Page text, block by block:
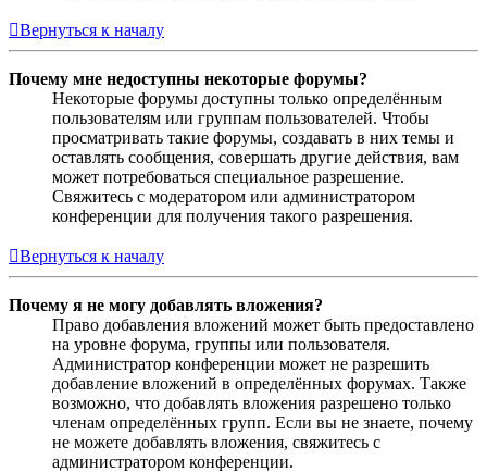
Вернуться к началу
Почему мне недоступны некоторые форумы?
Некоторые форумы доступны только определённым
пользователям или группам пользователей. Чтобы
просматривать такие форумы, создавать в них темы и
оставлять сообщения, совершать другие действия, вам
может потребоваться специальное разрешение.
Свяжитесь с модератором или администратором
конференции для получения такого разрешения.
Вернуться к началу
Почему я не могу добавлять вложения?
Право добавления вложений может быть предоставлено
на уровне форума, группы или пользователя.
Администратор конференции может не разрешить
добавление вложений в определённых форумах. Также
возможно, что добавлять вложения разрешено только
членам определённых групп. Если вы не знаете, почему
не можете добавлять вложения, свяжитесь с
администратором конференции.